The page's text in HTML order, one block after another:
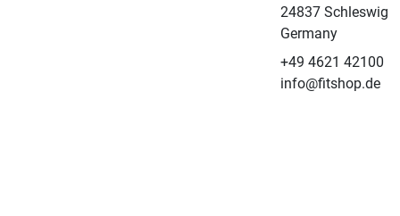
24837 Schleswig
Germany
+49 4621 42100
info@fitshop.de